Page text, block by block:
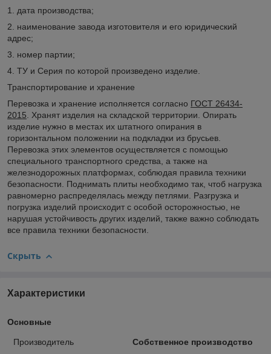
1. дата производства;
2. наименование завода изготовителя и его юридический
адрес;
3. номер партии;
4. ТУ и Серия по которой произведено изделие.
Транспортирование и хранение
Перевозка и хранение исполняется согласно ГОСТ 26434-
2015. Хранят изделия на складской территории. Опирать
изделие нужно в местах их штатного опирания в
горизонтальном положении на подкладки из брусьев.
Перевозка этих элементов осуществляется с помощью
специального транспортного средства, а также на
железнодорожных платформах, соблюдая правила техники
безопасности. Поднимать плиты необходимо так, чтоб нагрузка
равномерно распределялась между петлями. Разгрузка и
погрузка изделий происходит с особой осторожностью, не
нарушая устойчивость других изделий, также важно соблюдать
все правила техники безопасности.
Скрыть
Характеристики
Основные
Производитель
Собственное производство